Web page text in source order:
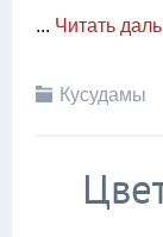
... Читать
Кусудамы